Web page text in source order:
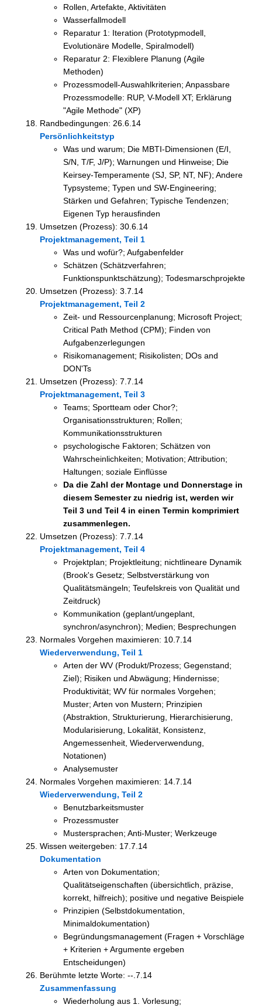
Rollen, Artefakte, Aktivitäten
Wasserfallmodell
Reparatur 1: Iteration (Prototypmodell,
Evolutionäre Modelle, Spiralmodell)
Reparatur 2: Flexiblere Planung (Agile
Methoden)
Prozessmodell-Auswahlkriterien; Anpassbare
Prozessmodelle: RUP, V-Modell XT; Erklärung
"Agile Methode" (XP)
Randbedingungen: 26.6.14
Persönlichkeitstyp
Was und warum; Die MBTI-Dimensionen (E/I,
S/N, T/F, J/P); Warnungen und Hinweise; Die
Keirsey-Temperamente (SJ, SP, NT, NF); Andere
Typsysteme; Typen und SW-Engineering;
Stärken und Gefahren; Typische Tendenzen;
Eigenen Typ herausfinden
Umsetzen (Prozess): 30.6.14
Projektmanagement, Teil 1
Was und wofür?; Aufgabenfelder
Schätzen (Schätzverfahren;
Funktionspunktschätzung); Todesmarschprojekte
Umsetzen (Prozess): 3.7.14
Projektmanagement, Teil 2
Zeit- und Ressourcenplanung; Microsoft Project;
Critical Path Method (CPM); Finden von
Aufgabenzerlegungen
Risikomanagement; Risikolisten; DOs and
DON'Ts
Umsetzen (Prozess): 7.7.14
Projektmanagement, Teil 3
Teams; Sportteam oder Chor?;
Organisationsstrukturen; Rollen;
Kommunikationsstrukturen
psychologische Faktoren; Schätzen von
Wahrscheinlichkeiten; Motivation; Attribution;
Haltungen; soziale Einflüsse
Da die Zahl der Montage und Donnerstage in
diesem Semester zu niedrig ist, werden wir
Teil 3 und Teil 4 in einen Termin komprimiert
zusammenlegen.
Umsetzen (Prozess): 7.7.14
Projektmanagement, Teil 4
Projektplan; Projektleitung; nichtlineare Dynamik
(Brook's Gesetz; Selbstverstärkung von
Qualitätsmängeln; Teufelskreis von Qualität und
Zeitdruck)
Kommunikation (geplant/ungeplant,
synchron/asynchron); Medien; Besprechungen
Normales Vorgehen maximieren: 10.7.14
Wiederverwendung, Teil 1
Arten der WV (Produkt/Prozess; Gegenstand;
Ziel); Risiken und Abwägung; Hindernisse;
Produktivität; WV für normales Vorgehen;
Muster; Arten von Mustern; Prinzipien
(Abstraktion, Strukturierung, Hierarchisierung,
Modularisierung, Lokalität, Konsistenz,
Angemessenheit, Wiederverwendung,
Notationen)
Analysemuster
Normales Vorgehen maximieren: 14.7.14
Wiederverwendung, Teil 2
Benutzbarkeitsmuster
Prozessmuster
Mustersprachen; Anti-Muster; Werkzeuge
Wissen weitergeben: 17.7.14
Dokumentation
Arten von Dokumentation;
Qualitätseigenschaften (übersichtlich, präzise,
korrekt, hilfreich); positive und negative Beispiele
Prinzipien (Selbstdokumentation,
Minimaldokumentation)
Begründungsmanagement (Fragen + Vorschläge
+ Kriterien + Argumente ergeben
Entscheidungen)
Berühmte letzte Worte: --.7.14
Zusammenfassung
Wiederholung aus 1. Vorlesung;